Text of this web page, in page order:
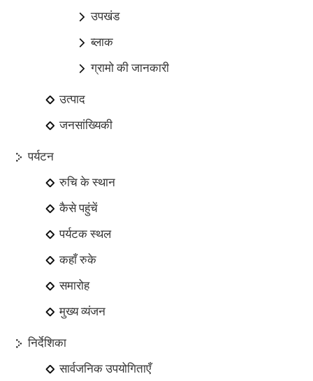
उपखंड
ब्लाक
ग्रामो की जानकारी
उत्पाद
जनसांख्यिकी
पर्यटन
रुचि के स्थान
कैसे पहुंचें
पर्यटक स्थल
कहाँ रुके
समारोह
मुख्य व्यंजन
निर्देशिका
सार्वजनिक उपयोगिताएँ